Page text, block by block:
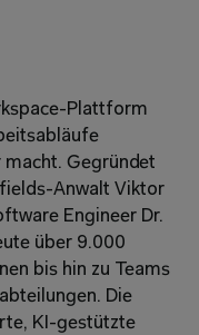
Plattform
Gegründet
Anwalt Viktor
Engineer Dr.
über 9.000
bis hin zu Teams
Die
KI-gestützte